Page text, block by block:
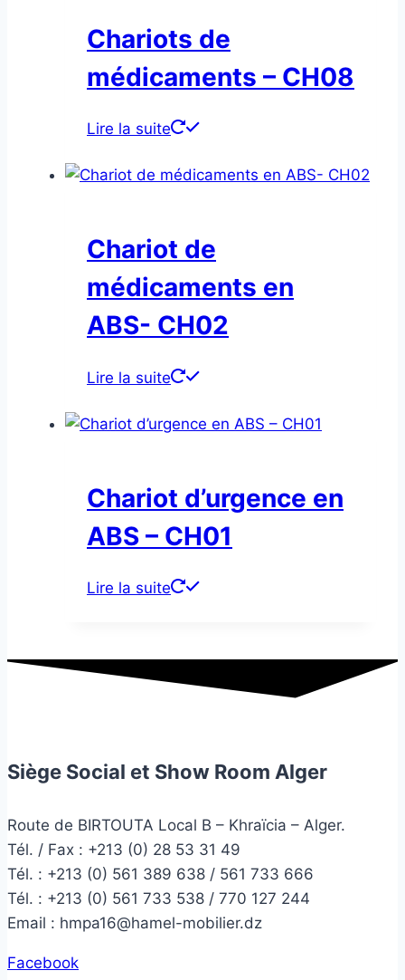
Chariots de
médicaments – CH08
Lire la suite
Chariot de
médicaments en
ABS- CH02
Lire la suite
Chariot d’urgence en
ABS – CH01
Lire la suite
Siège Social et Show Room Alger
Route de BIRTOUTA Local B – Khraïcia – Alger.
Tél. / Fax : +213 (0) 28 53 31 49
Tél. : +213 (0) 561 389 638 / 561 733 666
Tél. : +213 (0) 561 733 538 / 770 127 244
Email : hmpa16@hamel-mobilier.dz
Facebook